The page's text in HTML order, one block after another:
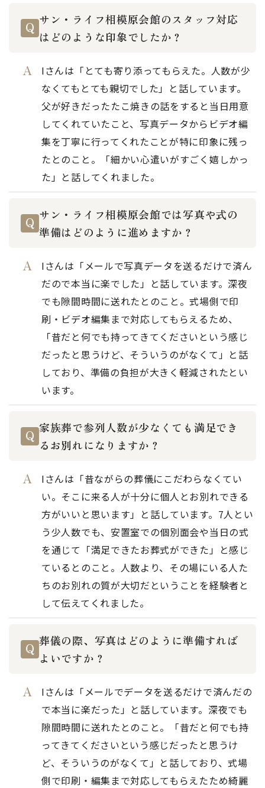
サン・ライフ相模原会館のスタッフ対応
はどのような印象でしたか？
Iさんは「とても寄り添ってもらえた。人数が少
なくてもとても親切でした」と話しています。
父が好きだったたこ焼きの話をすると当日用意
してくれていたこと、写真データからビデオ編
集を丁寧に行ってくれたことが特に印象に残っ
たとのこと。「細かい心遣いがすごく嬉しかっ
た」と話してくれました。
サン・ライフ相模原会館では写真や式の
準備はどのように進めますか？
Iさんは「メールで写真データを送るだけで済ん
だので本当に楽でした」と話しています。深夜
でも隙間時間に送れたとのこと。式場側で印
刷・ビデオ編集まで対応してもらえるため、
「昔だと何でも持ってきてくださいという感じ
だったと思うけど、そういうのがなくて」と話
しており、準備の負担が大きく軽減されたとい
います。
家族葬で参列人数が少なくても満足でき
るお別れになりますか？
Iさんは「昔ながらの葬儀にこだわらなくてい
い。そこに来る人が十分に個人とお別れできる
方がいいと思います」と話しています。7人とい
う少人数でも、安置室での個別面会や当日の式
を通じて「満足できたお葬式ができた」と感じ
ているとのこと。人数より、その場にいる人た
ちのお別れの質が大切だということを経験者と
して伝えてくれました。
葬儀の際、写真はどのように準備すれば
よいですか？
Iさんは「メールでデータを送るだけで済んだの
で本当に楽だった」と話しています。深夜でも
隙間時間に送れたとのこと。「昔だと何でも持
ってきてくださいという感じだったと思うけ
ど、そういうのがなくて」と話しており、式場
側で印刷・編集まで対応してもらえたため綺麗